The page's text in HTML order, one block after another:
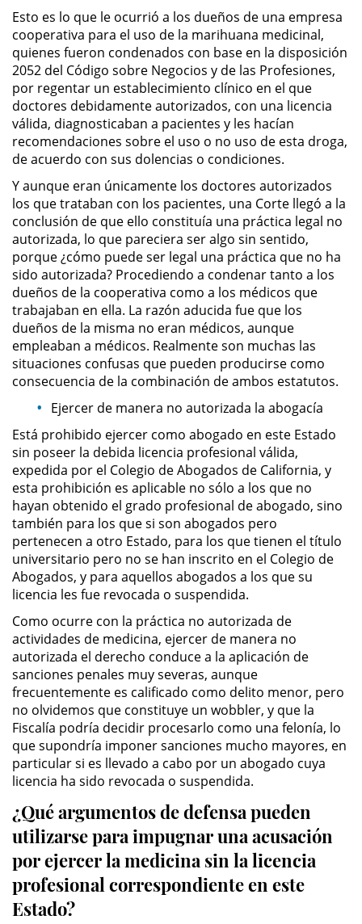
Simple Assault
Simple Battery
Domestic Violence
Child Abuse
Child Abduction
Child Endangerment
Child Neglect
Corporal Injury on a Spouse
Criminal Threats
Domestic Battery
Elder Abuse
Permanent Restraining Order
Posting Harmful Information on the
Internet
Restraining Orders
Temporary Restraining Order
Revenge Porn
Stalking
Violation of a Restraining Order
Driving Crimes
Carjacking
Driving with a Suspended License
Evading a Police Officer
Hit and Run
Esto es lo que le ocurrió a los dueños de una empresa
cooperativa para el uso de la marihuana medicinal,
quienes fueron condenados con base en la disposición
2052 del Código sobre Negocios y de las Profesiones,
por regentar un establecimiento clínico en el que
doctores debidamente autorizados, con una licencia
válida, diagnosticaban a pacientes y les hacían
recomendaciones sobre el uso o no uso de esta droga,
de acuerdo con sus dolencias o condiciones.
Y aunque eran únicamente los doctores autorizados
los que trataban con los pacientes, una Corte llegó a la
conclusión de que ello constituía una práctica legal no
autorizada, lo que pareciera ser algo sin sentido,
porque ¿cómo puede ser legal una práctica que no ha
sido autorizada? Procediendo a condenar tanto a los
dueños de la cooperativa como a los médicos que
trabajaban en ella. La razón aducida fue que los
dueños de la misma no eran médicos, aunque
empleaban a médicos. Realmente son muchas las
situaciones confusas que pueden producirse como
consecuencia de la combinación de ambos estatutos.
Ejercer de manera no autorizada la abogacía
Está prohibido ejercer como abogado en este Estado
sin poseer la debida licencia profesional válida,
expedida por el Colegio de Abogados de California, y
esta prohibición es aplicable no sólo a los que no
hayan obtenido el grado profesional de abogado, sino
también para los que si son abogados pero
pertenecen a otro Estado, para los que tienen el título
universitario pero no se han inscrito en el Colegio de
Abogados, y para aquellos abogados a los que su
licencia les fue revocada o suspendida.
Como ocurre con la práctica no autorizada de
actividades de medicina, ejercer de manera no
autorizada el derecho conduce a la aplicación de
sanciones penales muy severas, aunque
frecuentemente es calificado como delito menor, pero
no olvidemos que constituye un wobbler, y que la
Fiscalía podría decidir procesarlo como una felonía, lo
que supondría imponer sanciones mucho mayores, en
particular si es llevado a cabo por un abogado cuya
licencia ha sido revocada o suspendida.
¿Qué argumentos de defensa pueden
utilizarse para impugnar una acusación
por ejercer la medicina sin la licencia
profesional correspondiente en este
Estado?